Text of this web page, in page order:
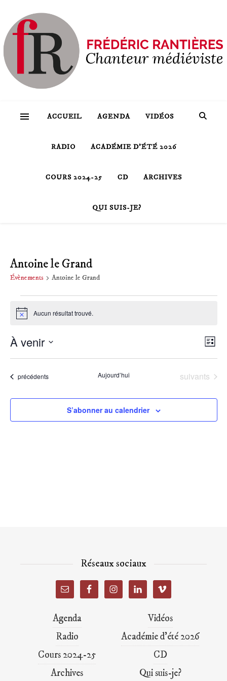
ACCUEIL AGENDA VIDÉOS
RADIO ACADÉMIE D’ÉTÉ 2026
COURS 2024-25 CD ARCHIVES
QUI SUIS-JE?
Antoine le Grand
Évènements Antoine le Grand
Évènements
Notice Aucun résultat trouvé.
par
de
Liste
À venir
Sélectionnez
date.
Évènements
précédents Aujourd’hui Évènements
suivants
S’abonner au calendrier
Réseaux sociaux
Agenda
Vidéos
Radio
Académie d’été 2026
Cours 2024-25
CD
Archives
Qui suis-je?